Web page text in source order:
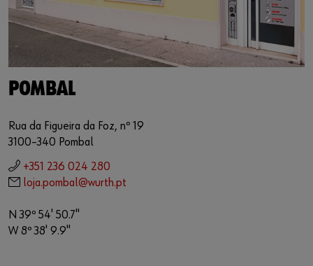
POMBAL
Rua da Figueira da Foz, nº 19
3100–340 Pombal
+351 236 024 280
loja.pombal@wurth.pt
N 39º 54' 50.7''
W 8º 38' 9.9''